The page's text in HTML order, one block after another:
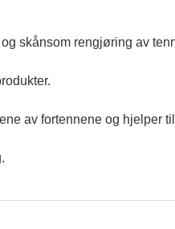
skånsom rengjøring av
av fortennene og hjelper